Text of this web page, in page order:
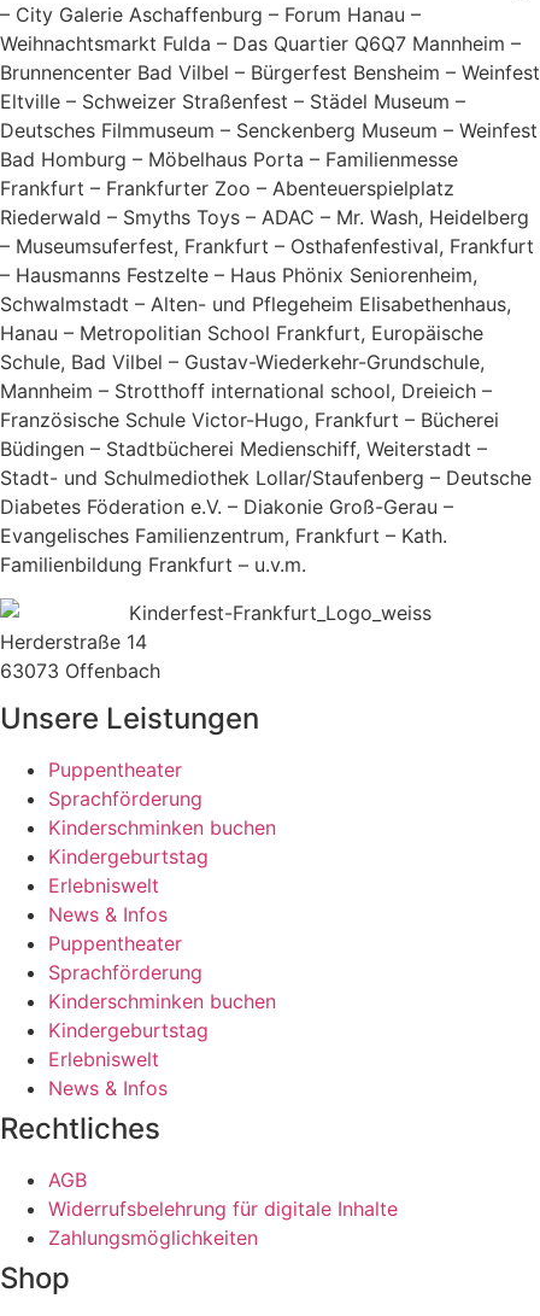
– City Galerie Aschaffenburg – Forum Hanau –
Weihnachtsmarkt Fulda – Das Quartier Q6Q7 Mannheim –
Brunnencenter Bad Vilbel – Bürgerfest Bensheim – Weinfest
Eltville – Schweizer Straßenfest – Städel Museum –
Deutsches Filmmuseum – Senckenberg Museum – Weinfest
Bad Homburg – Möbelhaus Porta – Familienmesse
Frankfurt – Frankfurter Zoo – Abenteuerspielplatz
Riederwald – Smyths Toys – ADAC – Mr. Wash, Heidelberg
– Museumsuferfest, Frankfurt – Osthafenfestival, Frankfurt
– Hausmanns Festzelte – Haus Phönix Seniorenheim,
Schwalmstadt – Alten- und Pflegeheim Elisabethenhaus,
Hanau – Metropolitian School Frankfurt, Europäische
Schule, Bad Vilbel – Gustav-Wiederkehr-Grundschule,
Mannheim – Strotthoff international school, Dreieich –
Französische Schule Victor-Hugo, Frankfurt – Bücherei
Büdingen – Stadtbücherei Medienschiff, Weiterstadt –
Stadt- und Schulmediothek Lollar/Staufenberg – Deutsche
Diabetes Föderation e.V. – Diakonie Groß-Gerau –
Evangelisches Familienzentrum, Frankfurt – Kath.
Familienbildung Frankfurt – u.v.m.
Herderstraße 14
63073 Offenbach
Unsere Leistungen
Puppentheater
Sprachförderung
Kinderschminken buchen
Kindergeburtstag
Erlebniswelt
News & Infos
Puppentheater
Sprachförderung
Kinderschminken buchen
Kindergeburtstag
Erlebniswelt
News & Infos
Rechtliches
AGB
Widerrufsbelehrung für digitale Inhalte
Zahlungsmöglichkeiten
Shop